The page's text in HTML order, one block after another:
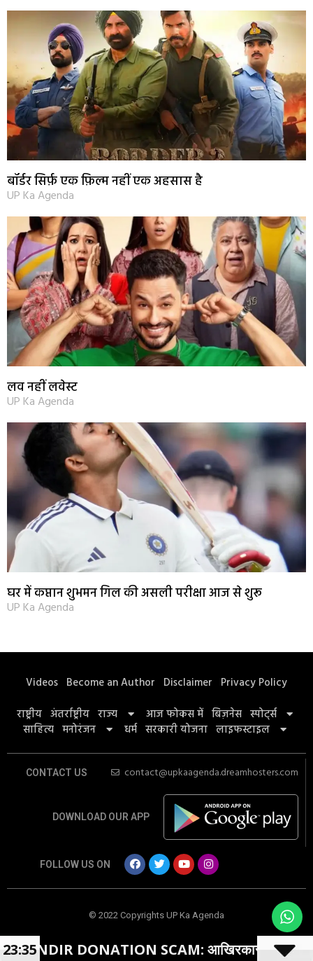
बॉर्डर सिर्फ़ एक फ़िल्म नहीं एक अहसास है
UP Ka Agenda
लव नहीं लवेस्ट
UP Ka Agenda
घर में कप्तान शुभमन गिल की असली परीक्षा आज से शुरू
UP Ka Agenda
Videos Become an Author Disclaimer Privacy Policy
राष्ट्रीय अंतर्राष्ट्रीय राज्य आज फोकस में बिज़नेस स्पोर्ट्स
साहित्य मनोरंजन धर्म सरकारी योजना लाइफस्टाइल
CONTACT US contact@upkaagenda.dreamhosters.com
DOWNLOAD OUR APP
FOLLOW US ON
© 2022 Copyrights UP Ka Agenda
DONATION SCAM: आखिरकार मुकदमा हुआ दर्ज
23:35